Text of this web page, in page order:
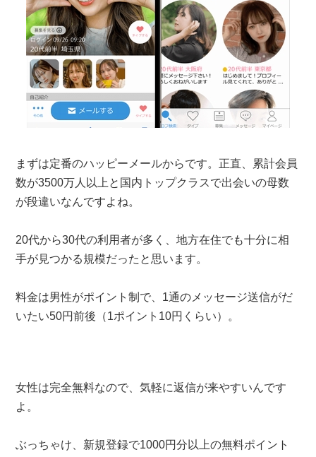
まずは定番のハッピーメールからです。正直、累計会員
数が3500万人以上と国内トップクラスで出会いの母数
が段違いなんですよね。
20代から30代の利用者が多く、地方在住でも十分に相
手が見つかる規模だったと思います。
料金は男性がポイント制で、1通のメッセージ送信がだ
いたい50円前後（1ポイント10円くらい）。
女性は完全無料なので、気軽に返信が来やすいんです
よ。
ぶっちゃけ、新規登録で1000円分以上の無料ポイント